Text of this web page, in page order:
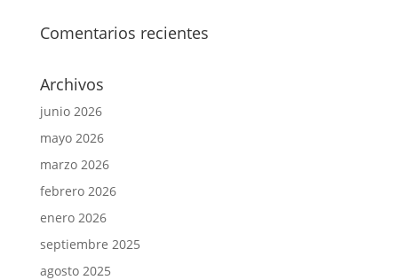
Comentarios recientes
Archivos
junio 2026
mayo 2026
marzo 2026
febrero 2026
enero 2026
septiembre 2025
agosto 2025